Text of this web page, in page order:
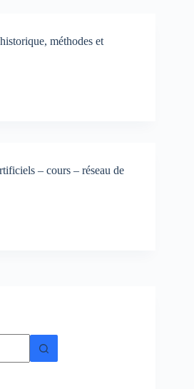
méthodes et
– cours – réseau de